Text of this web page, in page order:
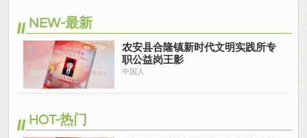
NEW-最新
农安县合隆镇新时代文明实践所专
职公益岗王影
中国人
HOT-热门